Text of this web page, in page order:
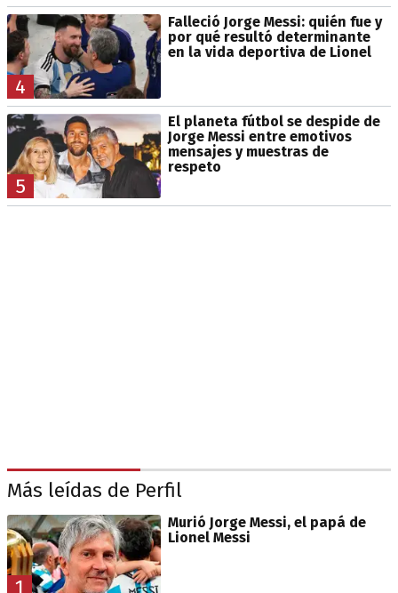
4
Falleció Jorge Messi: quién fue y
por qué resultó determinante
en la vida deportiva de Lionel
5
El planeta fútbol se despide de
Jorge Messi entre emotivos
mensajes y muestras de
respeto
Más leídas de Perfil
1
Murió Jorge Messi, el papá de
Lionel Messi